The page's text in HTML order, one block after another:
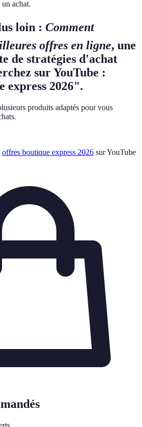
achat.
loin : Comment
offres en ligne, une
de stratégies d'achat
sur YouTube :
express 2026".
produits adaptés pour vous
offres boutique express 2026 sur YouTube